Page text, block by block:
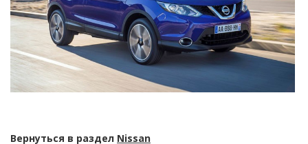
Вернуться в раздел Nissan